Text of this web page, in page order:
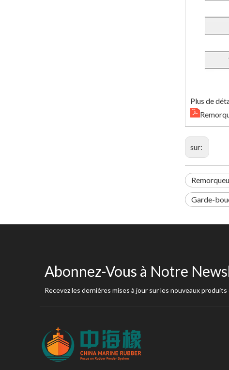
Plus de
sur:
Garde-
Abonnez-Vous à Notre
Recevez les dernières mises à jour sur les nouveaux